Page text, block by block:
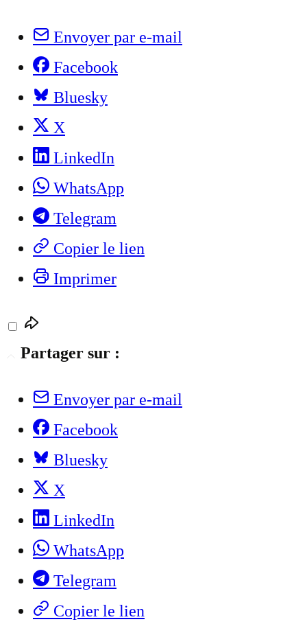
Envoyer par e-mail
Facebook
Bluesky
X
LinkedIn
WhatsApp
Telegram
Copier le lien
Imprimer
Partager sur :
Envoyer par e-mail
Facebook
Bluesky
X
LinkedIn
WhatsApp
Telegram
Copier le lien